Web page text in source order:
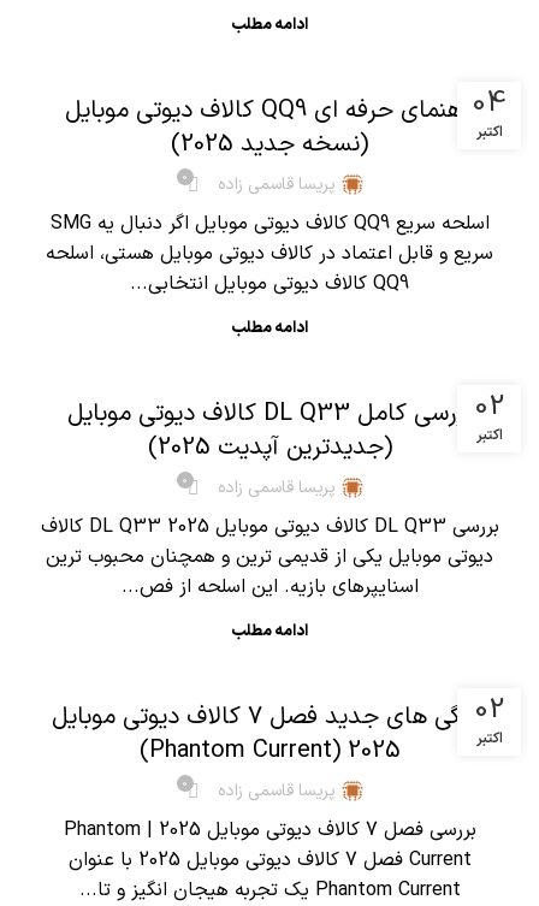
ادامه مطلب
04
اکتبر
راهنمای حرفه ای QQ9 کالاف دیوتی موبایل
(نسخه جدید 2025)
پریسا قاسمی زاده 0
اسلحه سریع QQ9 کالاف دیوتی موبایل اگر دنبال یه SMG
سریع و قابل اعتماد در کالاف دیوتی موبایل هستی، اسلحه
QQ9 کالاف دیوتی موبایل انتخابی...
ادامه مطلب
02
اکتبر
بررسی کامل DL Q33 کالاف دیوتی موبایل
(جدیدترین آپدیت 2025)
پریسا قاسمی زاده 0
بررسی DL Q33 کالاف دیوتی موبایل 2025 DL Q33 کالاف
دیوتی موبایل یکی از قدیمی ترین و همچنان محبوب ترین
اسنایپرهای بازیه. این اسلحه از فص...
ادامه مطلب
02
اکتبر
ویژگی های جدید فصل 7 کالاف دیوتی موبایل
2025 (Phantom Current)
پریسا قاسمی زاده 0
بررسی فصل 7 کالاف دیوتی موبایل 2025 | Phantom
Current فصل 7 کالاف دیوتی موبایل 2025 با عنوان
Phantom Current یک تجربه هیجان انگیز و تا...